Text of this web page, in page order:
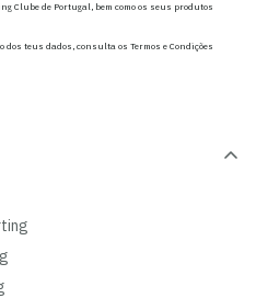
Clube de Portugal, bem como os seus produtos
teus dados, consulta os Termos e Condições